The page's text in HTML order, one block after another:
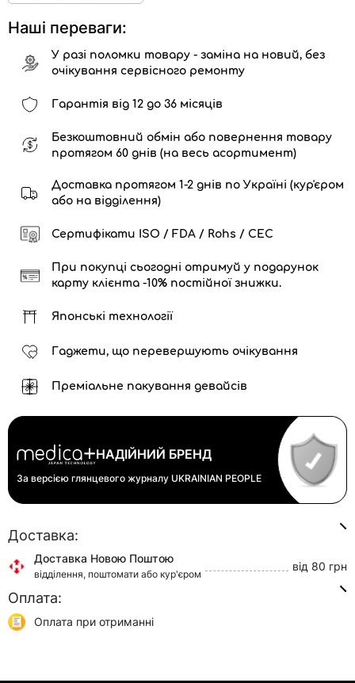
Наші переваги:
У разі поломки товару - заміна на новий, без
очікування сервісного ремонту
Гарантія від 12 до 36 місяців
Безкоштовний обмін або повернення товару
протягом 60 днів (на весь асортимент)
Доставка протягом 1-2 днів по Україні (кур'єром
або на відділення)
Сертифікати ISO / FDA / Rohs / CEC
При покупці сьогодні отримуй у подарунок
карту клієнта -10% постійної знижки.
Японські технології
Гаджети, що перевершують очікування
Преміальне пакування девайсів
НАДІЙНИЙ БРЕНД
За версією глянцевого журналу UKRAINIAN PEOPLE
Доставка:
Доставка Новою Поштою
відділення, поштомати або кур'єром
від 80 грн
Доставка Укр Поштою
Оплата:
Оплата при отриманні